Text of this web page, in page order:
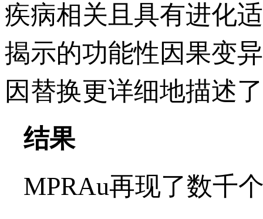
疾病相关且具有进化
揭示的功能性因果变
因替换更详细地描述
结果
MPRAu再现了数千